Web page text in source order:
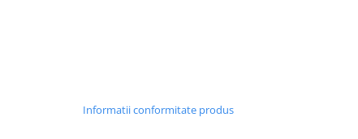
Informatii conformitate produs